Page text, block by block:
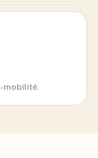
mobilité.